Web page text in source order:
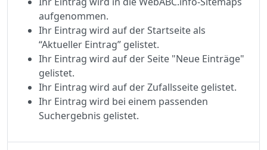
aufgenommen.
Ihr Eintrag wird auf der Startseite als
“Aktueller Eintrag” gelistet.
Ihr Eintrag wird auf der Seite "Neue Einträge"
gelistet.
Ihr Eintrag wird auf der Zufallsseite gelistet.
Ihr Eintrag wird bei einem passenden
Suchergebnis gelistet.